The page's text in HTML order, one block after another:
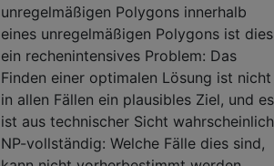
unregelmäßigen Polygons innerhalb
eines unregelmäßigen Polygons ist dies
ein rechenintensives Problem: Das
Finden einer optimalen Lösung ist nicht
in allen Fällen ein plausibles Ziel, und es
ist aus technischer Sicht wahrscheinlich
NP-vollständig: Welche Fälle dies sind,